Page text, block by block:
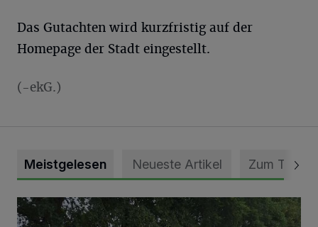
Das Gutachten wird kurzfristig auf der
Homepage der Stadt eingestellt.
(-ekG.)
Meistgelesen Neueste Artikel Zum Thema
Pünktlich zum Schützenfest den Weg zum Festzelt